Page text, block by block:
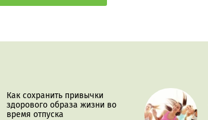
Как сохранить привычки
здорового образа жизни во
время отпуска